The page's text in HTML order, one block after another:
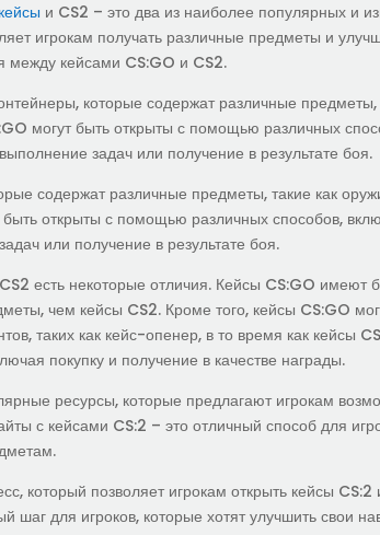
и CS2 – это два из наиболее популярных и
игрокам получать различные предметы и
между кейсами CS:GO и CS2.
которые содержат различные предметы,
могут быть открыты с помощью различных
задач или получение в результате боя.
содержат различные предметы, такие как
открыты с помощью различных способов,
или получение в результате боя.
есть некоторые отличия. Кейсы CS:GO имеют
чем кейсы CS2. Кроме того, кейсы CS:GO
таких как кейс-опенер, в то время как кейсы
покупку и получение в качестве награды.
ресурсы, которые предлагают игрокам
с кейсами CS:2 – это отличный способ для
который позволяет игрокам открыть кейсы
шаг для игроков, которые хотят улучшить свои